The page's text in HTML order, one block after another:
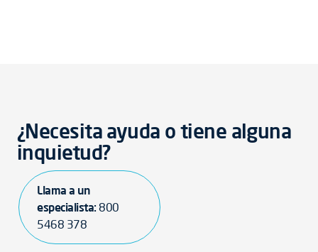
¿Necesita ayuda o tiene alguna
inquietud?
Llama a un
especialista:800
5468 378